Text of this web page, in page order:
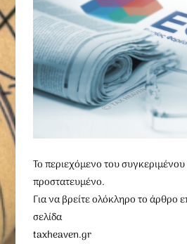
To περιεχόμενο του
προστατευμένο.
Για να βρείτε ολόκληρο το άρθρο
σελίδα
taxheaven.gr